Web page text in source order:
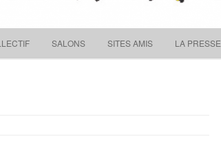
Skip to content
SALONS SITES AMIS LA PRESSE